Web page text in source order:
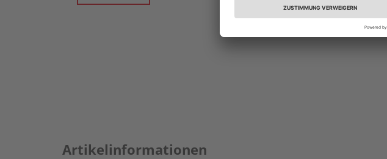
Artikelinformationen